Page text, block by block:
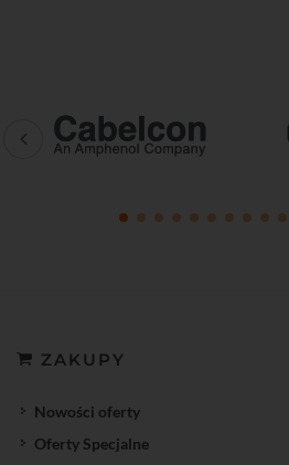
ZAKUPY
Nowości oferty
Oferty Specjalne